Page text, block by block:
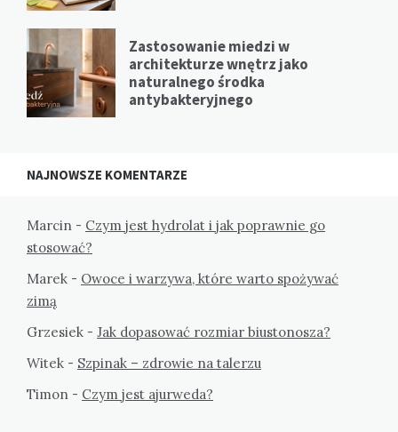
Zastosowanie miedzi w
architekturze wnętrz jako
naturalnego środka
antybakteryjnego
NAJNOWSZE KOMENTARZE
Marcin - Czym jest hydrolat i jak poprawnie go
stosować?
Marek - Owoce i warzywa, które warto spożywać
zimą
Grzesiek - Jak dopasować rozmiar biustonosza?
Witek - Szpinak – zdrowie na talerzu
Timon - Czym jest ajurweda?